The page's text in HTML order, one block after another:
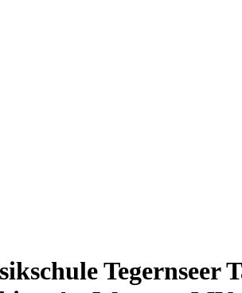
Tegernseer